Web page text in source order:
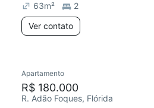
63m²
2
Ver contato
Chegou este mês
Apartamento
R$ 180.000
R. Adão Foques, Flórida